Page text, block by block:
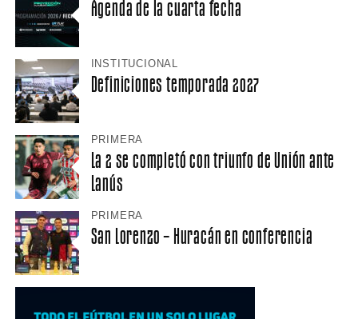
Agenda de la cuarta fecha
INSTITUCIONAL
Definiciones temporada 2027
PRIMERA
La 2 se completó con triunfo de Unión ante
Lanús
PRIMERA
San Lorenzo – Huracán en conferencia